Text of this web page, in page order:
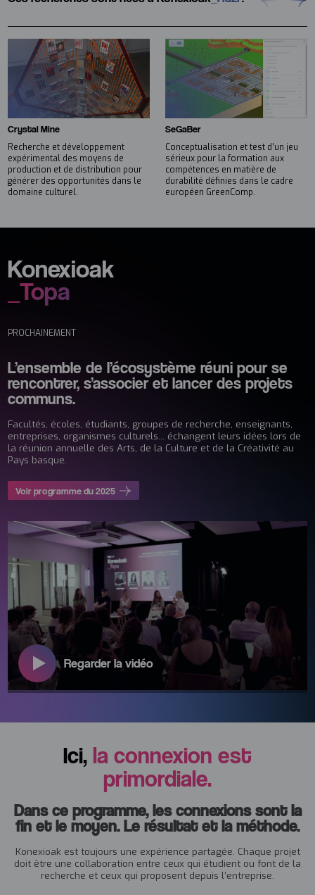
Crystal Mine
Recherche et développement
expérimental des moyens de
production et de distribution pour
générer des opportunités dans le
domaine culturel.
SeGaBer
Conceptualisation et test d’un jeu
sérieux pour la formation aux
compétences en matière de
durabilité définies dans le cadre
européen GreenComp.
Konexioak
_Topa
PROCHAINEMENT
L’ensemble de l’écosystème réuni pour se
rencontrer, s’associer et lancer des projets
communs.
Facultés, écoles, étudiants, groupes de recherche, enseignants,
entreprises, organismes culturels... échangent leurs idées lors de
la réunion annuelle des Arts, de la Culture et de la Créativité au
Pays basque.
Voir programme du 2025
Regarder la vidéo
Ici, la connexion est
primordiale.
Dans ce programme, les connexions sont la
fin et le moyen. Le résultat et la méthode.
Konexioak est toujours une expérience partagée. Chaque projet
doit être une collaboration entre ceux qui étudient ou font de la
recherche et ceux qui proposent depuis l’entreprise.